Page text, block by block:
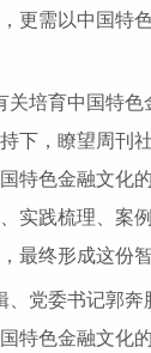
更需以中国特
关培育中国特
下，瞭望周刊
国特色金融文化
实践梳理、案
最终形成这份智
、党委书记郭奔
特色金融文化